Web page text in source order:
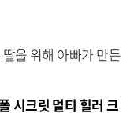
을 위해 아빠가 만든
시크릿 멀티 힐러 크